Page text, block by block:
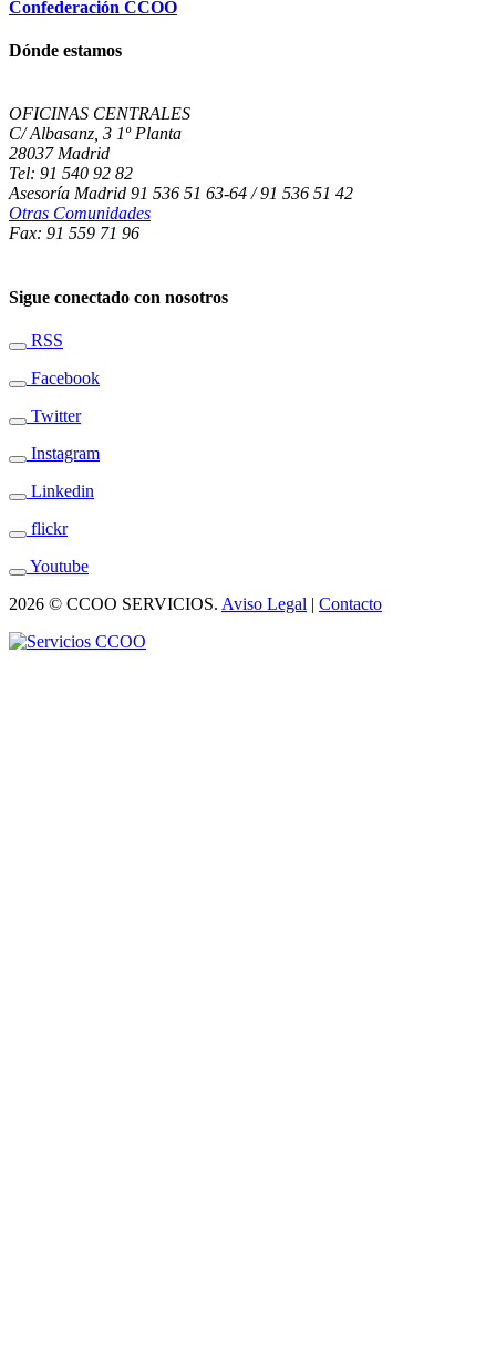
Confederación CCOO
Dónde estamos
OFICINAS CENTRALES
C/ Albasanz, 3 1º Planta
28037 Madrid
Tel: 91 540 92 82
Asesoría Madrid 91 536 51 63-64 / 91 536 51 42
Otras Comunidades
Fax: 91 559 71 96
Sigue conectado con nosotros
RSS
Facebook
Twitter
Instagram
Linkedin
flickr
Youtube
2026 © CCOO SERVICIOS. Aviso Legal | Contacto